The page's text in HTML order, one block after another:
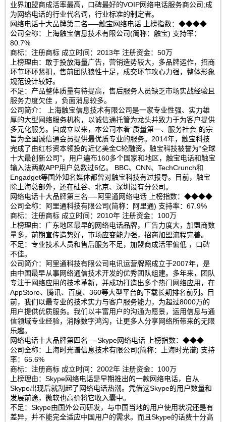
业界加盟商成活率最高，口碑最好的VOIP网络电话服务商公司;成
为网络电话的行业代名词，行业标准的制定者。
网络电话十大品牌第二名—–触宝网络电话 上榜指数：◆◆◆◆
公司全称：上海触宝信息技术有限公司(简称：触宝) 支持率：
80.7%
商标：注册商标 成立时间：2013年 注册资金：50万
上榜理由：敢于投放海量广告，营销造势较大，多品牌运作，招商
环节环环紧扣，售前团队狼性十足，成交环节攻心力强，整体形象
规范设计较好。
不足：产品整体质量有待提高，售后服务人员缺乏市场实战经验且
服务力度欠佳 ，负面消息较多。
公司简介： 上海触宝信息技术有限公司是一家专业性强、实力雄
厚的大型网络服务机构，以诚信通托管为龙头并致力于为客户提供
多元化服务。自成立以来，本公司本着”质量第一、服务社会”的宗
旨为全国诚信通会员提供最优质专业的服务。2014年，触宝科技
完成了由红杉资本领投的近亿美金C轮融资。触宝科技被誉为“全球
十大最创新公司”，用户遍布160多个国家和地区，触宝电话和触宝
输入法两款APP用户总数过6亿。 BBC、CNN、TechCrunch和
Engadget等国外知名媒体都曾对触宝科技有过报导。目前，触宝
除上海总部外，还在硅谷、北京、深圳设有分公司。
网络电话十大品牌第三名—-阿里通网络电话 上榜指数：◆◆◆◆
公司全称：阿里通科技有限公司(简称：阿里通) 支持率：67.9%
商标：注册商标 成立时间：2010年 注册资金：100万
上榜理由：广东地区最早的网络电话品牌，广告力度大，加盟商数
量多，前期宣传造势好，市场应变能力强，招商加盟流程完善。
不足：专业技术人员和售后服务不足，加盟商成活率偏低 ，口碑
不佳。
公司简介：阿里通科技有限公司电讯运营牌照成立于2007年，是
由中国最早从事网络通信技术开发的优秀团队组建。多年来，团队
专注于网络应用的技术革新，并成功打造出多个热门网络应用，在
AppStore、腾讯、百度、360等大型平台的下载长期排名前列。目
前，我们以最专业的技术实力与客户服务能力，为超过8000万的
用户提供优质服务。我们以丰富用户的沟通为愿景，运用信息与通
信领域专业经验，消除数字鸿沟，让更多人分享网络所带来的无限
乐趣。
网络电话十大品牌第四名—-Skype网络电话 上榜指数：◆◆◆
公司全称：上海时光谱信息技术有限公司(简称：上海时光谱) 支持
率：65.6%
商标：注册商标 成立时间：2002年 注册资金：100万
上榜理由：Skype网络电话是早期推出的一款网络电话，自从
Skype出现后就刮起了网络电话热潮。凭借这Skype的用户数量和
发展前途，微软也高价将它收入囊中。
不足：Skype由国外公司研发，与中国当地的用户使用状况还是有
差异，并不能完全适应中国用户的需求。而且Skype的话费十分高